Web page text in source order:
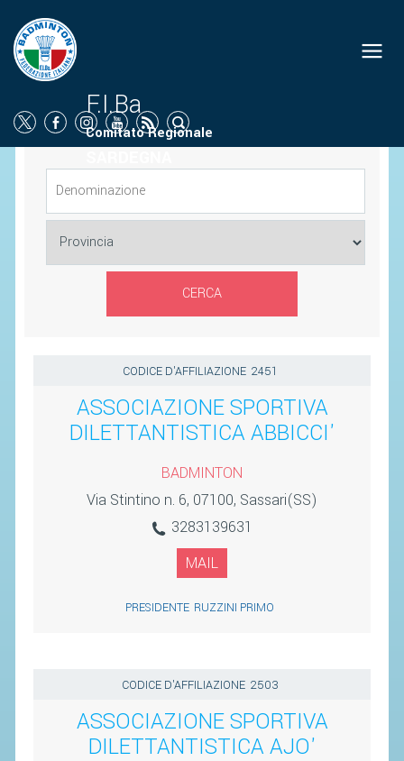
F.I.Ba
Comitato Regionale
CODICE D'AFFILIAZIONE 2451
ASSOCIAZIONE SPORTIVA
DILETTANTISTICA ABBICCI'
BADMINTON
Via Stintino n. 6, 07100, Sassari(SS)
3283139631
MAIL
PRESIDENTE RUZZINI PRIMO
CODICE D'AFFILIAZIONE 2503
ASSOCIAZIONE SPORTIVA
DILETTANTISTICA AJO'
SOCIETÀ
PROMOZIONE
TERRITORIO
COMUNICATI
SOCIETÀ
CAMPIONATI
CALENDARIO
FIBA NAZIONALE